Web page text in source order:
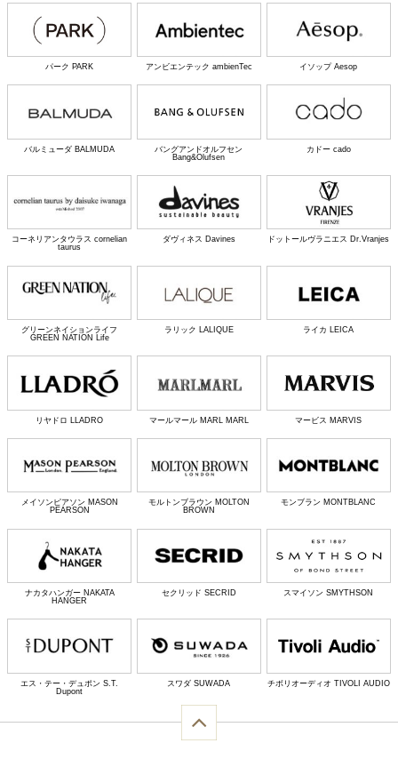
パーク PARK アンビエンテック ambienTec イソップ Aesop
バルミューダ BALMUDA
バングアンドオルフセン
Bang&Olufsen
カドー cado
コーネリアンタウラス cornelian
taurus
ダヴィネス Davines ドットールヴラニエス Dr.Vranjes
グリーンネイションライフ
GREEN NATION Life
ラリック LALIQUE ライカ LEICA
リヤドロ LLADRO マールマール MARL MARL マービス MARVIS
メイソンピアソン MASON
PEARSON
モルトンブラウン MOLTON
BROWN
モンブラン MONTBLANC
ナカタハンガー NAKATA
HANGER
セクリッド SECRID スマイソン SMYTHSON
エス・テー・デュポン S.T.
Dupont
スワダ SUWADA チボリオーディオ TIVOLI AUDIO